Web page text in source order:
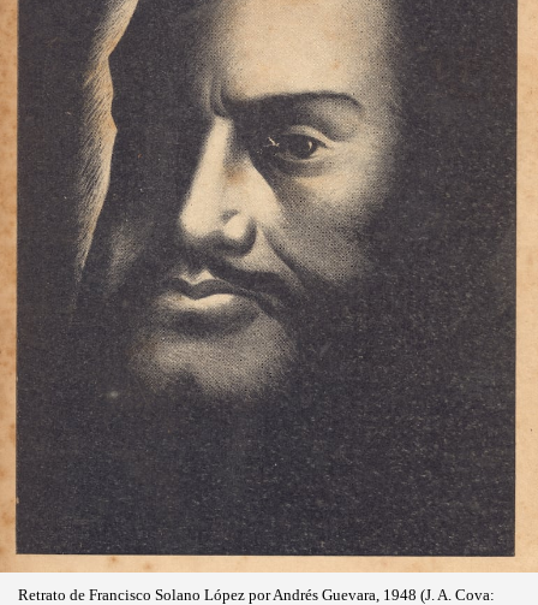
Retrato de Francisco Solano López por Andrés Guevara, 1948 (J. A. Cova: